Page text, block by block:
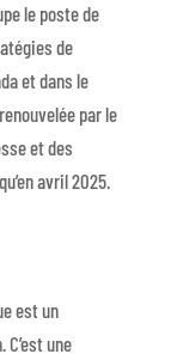
le poste de
de
et dans le
par le
et des
avril 2025.
est un
C’est une